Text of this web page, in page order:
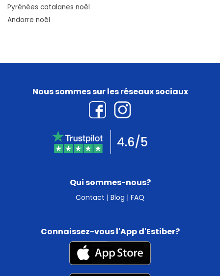
Pyrénées catalanes noêl
Andorre noêl
Qui sommes-nous?
Contact | Blog | FAQ
Nous sommes sur les réseaux sociaux
4.6/5
Connaissez-vous l'App d'Estiber?